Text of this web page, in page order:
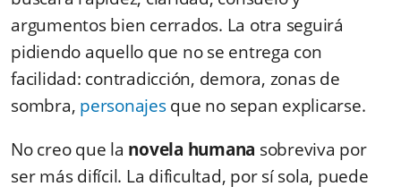
argumentos bien cerrados. La otra seguirá
pidiendo aquello que no se entrega con
facilidad: contradicción, demora, zonas de
sombra, personajesque no sepan explicarse.
No creo que la novela humana sobreviva por
ser más difícil. La dificultad, por sí sola, puede